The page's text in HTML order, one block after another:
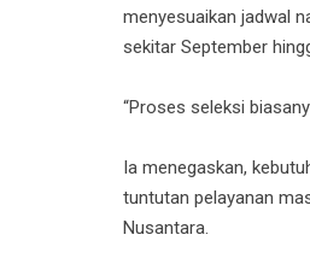
menyesuaikan jadwal
sekitar September
“Proses seleksi
Ia menegaskan,
tuntutan pelayanan
Nusantara.